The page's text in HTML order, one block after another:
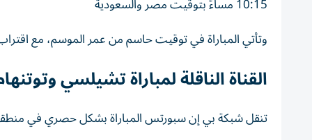
وتأتي المباراة في توقيت حاسم من عمر الموسم، مع اقتراب
القناة الناقلة لمباراة تشيلسي
تنقل شبكة بي إن سبورتس المباراة بشكل حصري في